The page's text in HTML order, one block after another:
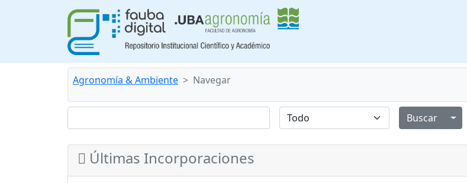
Agronomía & Ambiente Navegar
Últimas Incorporaciones